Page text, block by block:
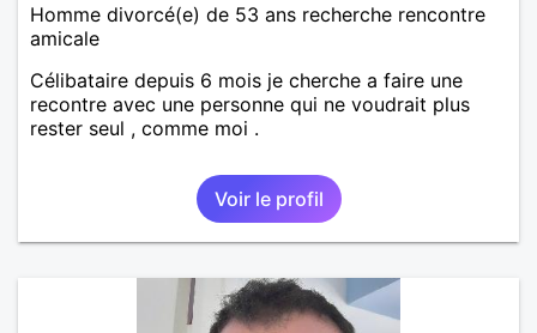
Homme divorcé(e) de 53 ans recherche rencontre
amicale
Célibataire depuis 6 mois je cherche a faire une
recontre avec une personne qui ne voudrait plus
rester seul , comme moi .
Voir le profil